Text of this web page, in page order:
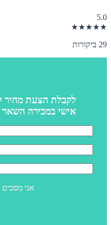
5.0
★★★★★
29 ביקורות
לקבלת הצעת מחיר
אישי במכירה השאר
אני